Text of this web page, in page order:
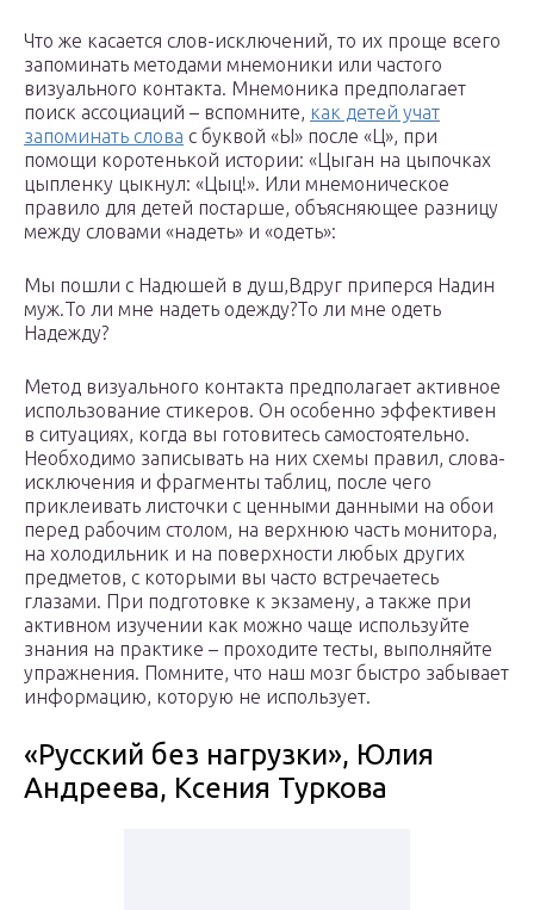
Что же касается слов-исключений, то их проще всего
запоминать методами мнемоники или частого
визуального контакта. Мнемоника предполагает
поиск ассоциаций – вспомните, как детей учат
запоминать слова с буквой «Ы» после «Ц», при
помощи коротенькой истории: «Цыган на цыпочках
цыпленку цыкнул: «Цыц!». Или мнемоническое
правило для детей постарше, объясняющее разницу
между словами «надеть» и «одеть»:
Мы пошли с Надюшей в душ,Вдруг приперся Надин
муж.То ли мне надеть одежду?То ли мне одеть
Надежду?
Метод визуального контакта предполагает активное
использование стикеров. Он особенно эффективен
в ситуациях, когда вы готовитесь самостоятельно.
Необходимо записывать на них схемы правил, слова-
исключения и фрагменты таблиц, после чего
приклеивать листочки с ценными данными на обои
перед рабочим столом, на верхнюю часть монитора,
на холодильник и на поверхности любых других
предметов, с которыми вы часто встречаетесь
глазами. При подготовке к экзамену, а также при
активном изучении как можно чаще используйте
знания на практике – проходите тесты, выполняйте
упражнения. Помните, что наш мозг быстро забывает
информацию, которую не использует.
«Русский без нагрузки», Юлия
Андреева, Ксения Туркова